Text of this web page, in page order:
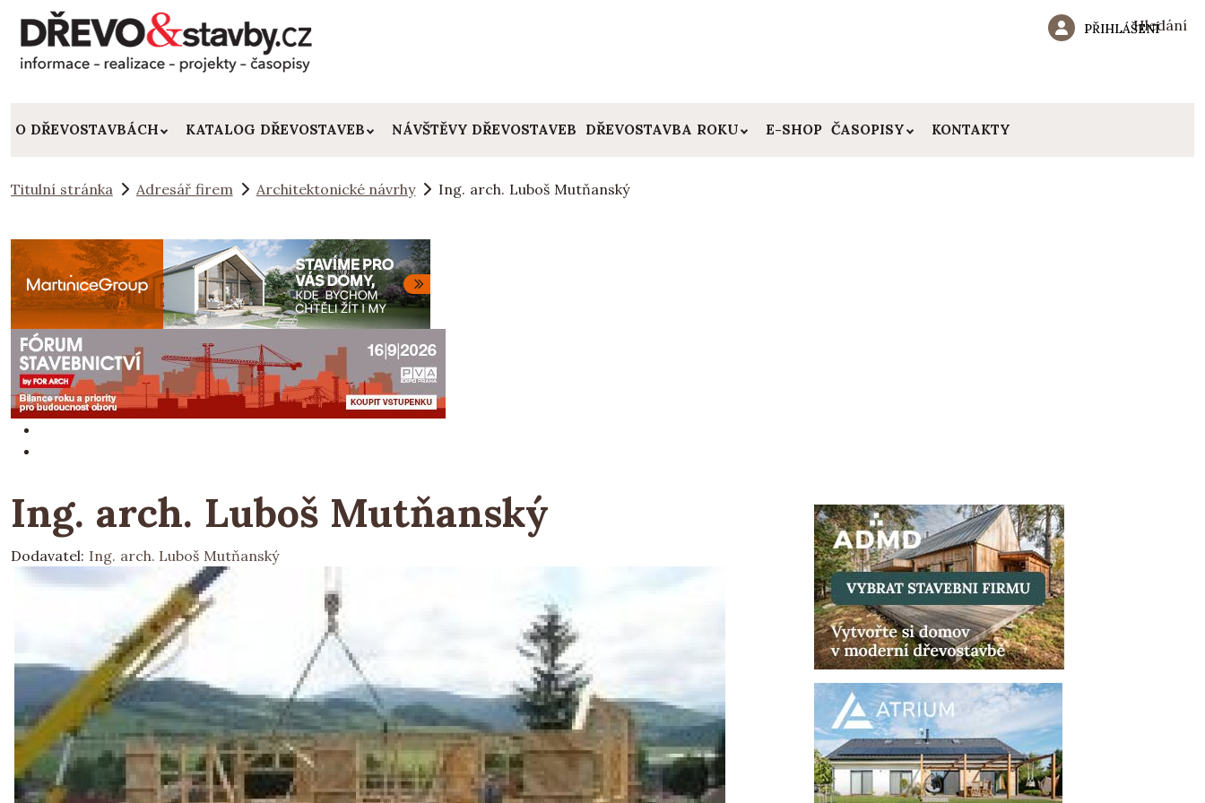
Hledání
PŘIHLÁŠENÍ
O DŘEVOSTAVBÁCH KATALOG DŘEVOSTAVEB NÁVŠTĚVY DŘEVOSTAVEB DŘEVOSTAVBA ROKU E-SHOP ČASOPISY KONTAKTY
Titulní stránka Adresář firem Architektonické návrhy Ing. arch. Luboš Mutňanský
Ing. arch. Luboš Mutňanský
Dodavatel: Ing. arch. Luboš Mutňanský